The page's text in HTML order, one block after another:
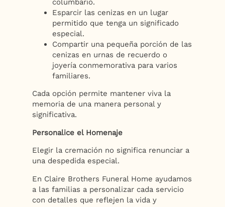
Esparcir las cenizas en un lugar
permitido que tenga un significado
especial.
Compartir una pequeña porción de las
cenizas en urnas de recuerdo o
joyería conmemorativa para varios
familiares.
Cada opción permite mantener viva la
memoria de una manera personal y
significativa.
Personalice el Homenaje
Elegir la cremación no significa renunciar a
una despedida especial.
En Claire Brothers Funeral Home ayudamos
a las familias a personalizar cada servicio
con detalles que reflejen la vida y